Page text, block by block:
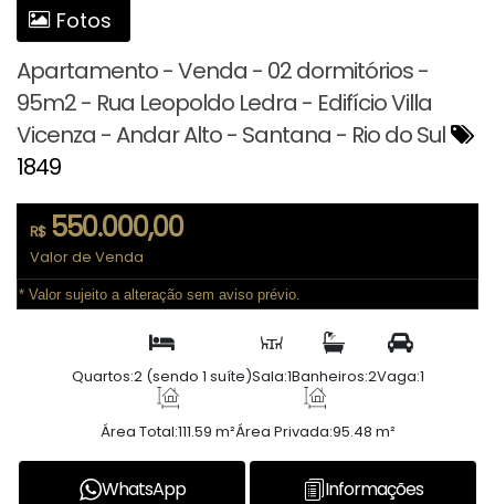
Fotos
Apartamento - Venda - 02 dormitórios -
95m2 - Rua Leopoldo Ledra - Edifício Villa
Vicenza - Andar Alto - Santana - Rio do Sul
1849
R$550.000,00
Valor de Venda
* Valor sujeito a alteração sem aviso prévio.
Quartos:2 (sendo 1 suíte)Sala:1Banheiros:2Vaga:1
Área Total:111.59 m²Área Privada:95.48 m²
WhatsApp Informações